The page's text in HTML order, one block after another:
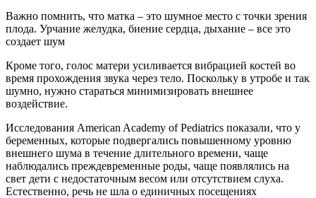
Важно помнить, что матка – это шумное место с точки зрения
плода. Урчание желудка, биение сердца, дыхание – все это
создает шум
Кроме того, голос матери усиливается вибрацией костей во
время прохождения звука через тело. Поскольку в утробе и так
шумно, нужно стараться минимизировать внешнее
воздействие.
Исследования American Academy of Pediatrics показали, что у
беременных, которые подвергались повышенному уровню
внешнего шума в течение длительного времени, чаще
наблюдались преждевременные роды, чаще появлялись на
свет дети с недостаточным весом или отсутствием слуха.
Естественно, речь не шла о единичных посещениях